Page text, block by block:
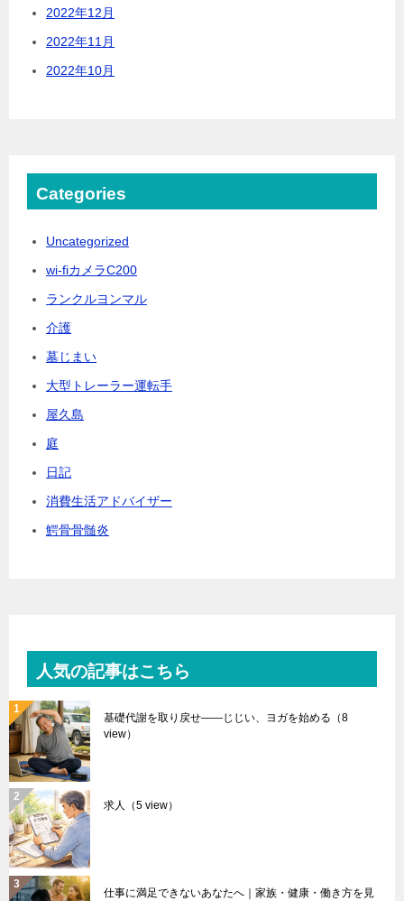
2022年12月
2022年11月
2022年10月
Categories
Uncategorized
wi-fiカメラC200
ランクルヨンマル
介護
墓じまい
大型トレーラー運転手
屋久島
庭
日記
消費生活アドバイザー
鰐骨骨髄炎
人気の記事はこちら
基礎代謝を取り戻せ――じじい、ヨガを始める （8
view）
求人 （5 view）
仕事に満足できないあなたへ｜家族・健康・働き方を見